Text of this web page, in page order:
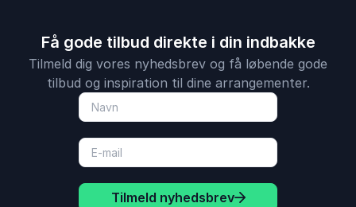
Få gode tilbud direkte i din indbakke
Tilmeld dig vores nyhedsbrev og få løbende gode
tilbud og inspiration til dine arrangementer.
Tilmeld nyhedsbrev